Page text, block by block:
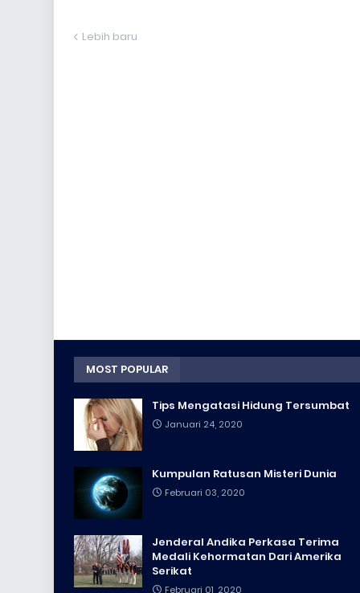
Lebih baru
MOST POPULAR
Tips Mengatasi Hidung Tersumbat
Januari 24, 2020
Kumpulan Ratusan Misteri Dunia
Februari 03, 2020
Jenderal Andika Perkasa Terima
Medali Kehormatan Dari Amerika
Serikat
Februari 01, 2020